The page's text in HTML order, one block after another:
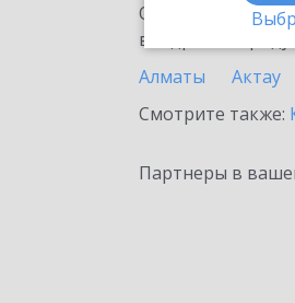
Ознакомьтесь с
внедрение
Алматы
Актау
Смотрите также:
Партнеры в